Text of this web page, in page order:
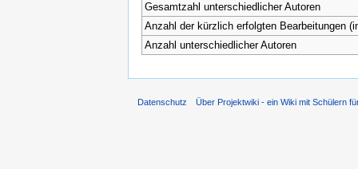
Gesamtzahl unterschiedlicher Autoren
Anzahl der kürzlich erfolgten Bearbeitungen
Anzahl unterschiedlicher Autoren
Datenschutz Über Projektwiki - ein Wiki mit Schülern